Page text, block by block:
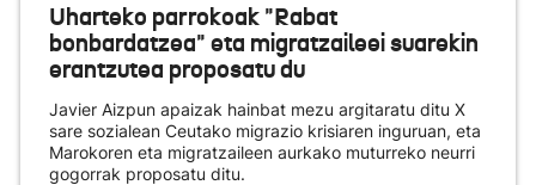
Uharteko parrokoak "Rabat
bonbardatzea" eta migratzaileei suarekin
erantzutea proposatu du
Javier Aizpun apaizak hainbat mezu argitaratu ditu X
sare sozialean Ceutako migrazio krisiaren inguruan, eta
Marokoren eta migratzaileen aurkako muturreko neurri
gogorrak proposatu ditu.